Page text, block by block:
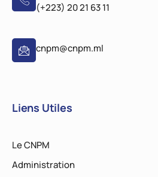
(+223) 20 21 63 11
cnpm@cnpm.ml
Liens Utiles
Le CNPM
Administration